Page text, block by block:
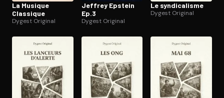
La Musique
Classique
Dygest Original
Jeffrey Epstein
Ep.3
Dygest Original
Le syn­di­ca­lisme
Dygest Original